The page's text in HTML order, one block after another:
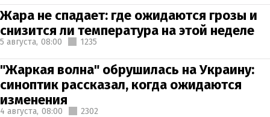
Жара не спадает: где ожидаются грозы и
снизится ли температура на этой неделе
5 августа, 08:00 1235
"Жаркая волна" обрушилась на Украину:
синоптик рассказал, когда ожидаются
изменения
4 августа, 08:00 2302